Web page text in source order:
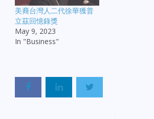
美裔台灣人二代徐華獲普
立茲回憶錄獎
May 9, 2023
In "Business"